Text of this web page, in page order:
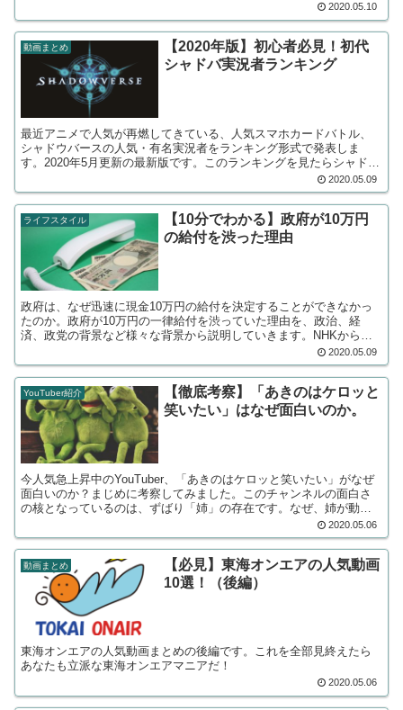
2020.05.10
動画まとめ
【2020年版】初心者必見！初代
シャドバ実況者ランキング
最近アニメで人気が再燃してきている、人気スマホカードバトル、
シャドウバースの人気・有名実況者をランキング形式で発表しま
す。2020年5月更新の最新版です。このランキングを見たらシャドバ
2020.05.09
ライフスタイル
【10分でわかる】政府が10万円
の給付を渋った理由
政府は、なぜ迅速に現金10万円の給付を決定することができなかっ
たのか。政府が10万円の一律給付を渋っていた理由を、政治、経
済、政党の背景など様々な背景から説明していきます。NHKから国
民を守る党、立花代表の動画を参考にさせていただいてます。2020.05.09
YouTuber紹介
【徹底考察】「あきのはケロッと
笑いたい」はなぜ面白いのか。
今人気急上昇中のYouTuber、「あきのはケロッと笑いたい」がなぜ
面白いのか？まじめに考察してみました。このチャンネルの面白さ
の核となっているのは、ずばり「姉」の存在です。なぜ、姉が動画
2020.05.06
動画まとめ
【必見】東海オンエアの人気動画
10選！（後編）
東海オンエアの人気動画まとめの後編です。これを全部見終えたら
あなたも立派な東海オンエアマニアだ！
2020.05.06